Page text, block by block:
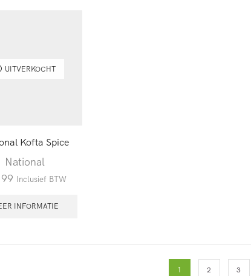
UITVERKOCHT
Kofta Spice
National
Inclusief BTW
INFORMATIE
1 2 3